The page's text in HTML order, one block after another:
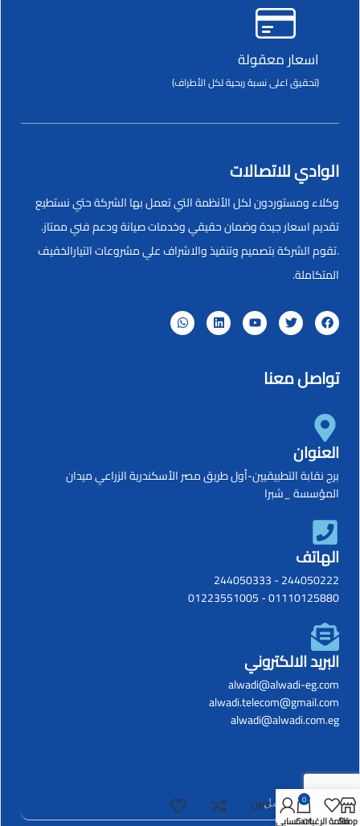
اسعار معقولة
(تحقيق اعلى نسبة ربحية لكل الأطراف)
الوادي للاتصالات
وكلاء ومستوردون لكل الأنظمة التي تعمل بها الشركة حتي نستطيع
تقديم اسعار جيدة وضمان حقيقي وخدمات صيانة ودعم فني ممتاز.
.تقوم الشركة بتصميم وتنفيذ والاشراف علي مشروعات التيارالخفيف
المتكاملة.
تواصل معنا
العنوان
برج نقابة التطبيقيين-أول طريق مصر الأسكندرية الزراعي ميدان
المؤسسة _شبرا
الهاتف
244050222
-
244050333
01110125880
-
01223551005
البريد الالكتروني
alwadi@alwadi-eg.com
alwadi.telecom@gmail.com
alwadi@alwadi.com.eg
OBT-5100A
Shopقائمة الرغبات
0
Cartحسابي